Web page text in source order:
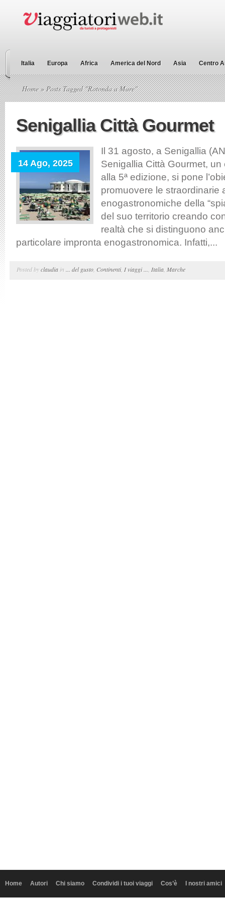
Italia Europa Africa America del Nord Asia Centro
Home» Posts Tagged "Rotonda a Mare"
Senigallia Città Gourmet
14 Ago, 2025
Il 31 agosto, a Senigallia
Senigallia Città Gourmet,
alla 5ª edizione, si pone
promuovere le straordinarie
enogastronomiche della
del suo territorio creando
realtà che si distinguono
particolare impronta enogastronomica. Infatti,...
Posted byclaudia in ... del gusto Continenti, I viaggi ... Italia Marche
Home Autori Chi siamo Condividi i tuoi viaggi Cos’è I nostri amici